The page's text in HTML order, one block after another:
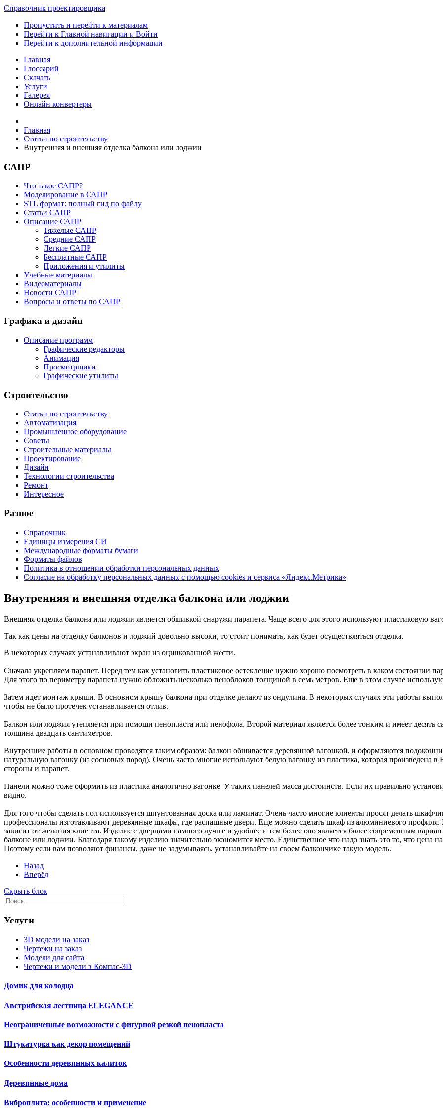
Справочник проектировщика
Пропустить и перейти к материалам
Перейти к Главной навигации и Войти
Перейти к дополнительной информации
Главная
Глоссарий
Скачать
Услуги
Галерея
Онлайн конвертеры
Главная
Статьи по строительству
Внутренняя и внешняя отделка балкона или лоджии
САПР
Что такое САПР?
Моделирование в САПР
STL формат: полный гид по файлу
Статьи САПР
Описание САПР
Тяжелые САПР
Средние САПР
Легкие САПР
Бесплатные САПР
Приложения и утилиты
Учебные материалы
Видеоматериалы
Новости САПР
Вопросы и ответы по САПР
Графика и дизайн
Описание программ
Графические редакторы
Анимация
Просмотрщики
Графические утилиты
Строительство
Статьи по строительству
Автоматизация
Промышленное оборудование
Советы
Строительные материалы
Проектирование
Дизайн
Технологии строительства
Ремонт
Интересное
Разное
Справочник
Единицы измерения СИ
Международные форматы бумаги
Форматы файлов
Политика в отношении обработки персональных данных
Согласие на обработку персональных данных с помощью cookies и сервиса «Яндекс.Метрика»
Внутренняя и внешняя отделка балкона или лоджии
Внешняя отделка балкона или лоджии является обшивкой снаружи парапета. Чаще всего для этого используют пластиковую
Так как цены на отделку балконов и лоджий довольно высоки, то стоит понимать, как будет осуществляться отделка.
В некоторых случаях устанавливают экран из оцинкованной жести.
Сначала укрепляем парапет. Перед тем как установить пластиковое остекление нужно хорошо посмотреть в каком состоянии
Для этого по периметру парапета нужно обложить несколько пеноблоков толщиной в семь метров. Еще в этом случае
Затем идет монтаж крыши. В основном крышу балкона при отделке делают из ондулина. В некоторых случаях эти работы
чтобы не было протечек устанавливается отлив.
Балкон или лоджия утепляется при помощи пенопласта или пенофола. Второй материал является более тонким и имеет десять
толщина двадцать сантиметров.
Внутренние работы в основном проводятся таким образом: балкон обшивается деревянной вагонкой, и оформляются
натуральную вагонку (из сосновых пород). Очень часто многие используют белую вагонку из пластика, которая произведена
стороны и парапет.
Панели можно тоже оформить из пластика аналогично вагонке. У таких панелей масса достоинств. Если их правильно
видно.
Для того чтобы сделать пол используется шпунтованная доска или ламинат. Очень часто многие клиенты просят делать
профессионалы изготавливают деревянные шкафы, где распашные двери. Еще можно сделать шкаф из алюминиевого профиля.
зависит от желания клиента. Изделие с дверцами намного лучше и удобнее и тем более оно является более современным
балконе или лоджии. Благодаря такому изделию значительно экономится место. Единственное что надо знать это то, что цена
Поэтому если вам позволяют финансы, даже не задумываясь, устанавливайте на своем балкончике такую модель.
Назад
Вперёд
Скрыть блок
Услуги
3D модели на заказ
Чертежи на заказ
Модели для сайта
Чертежи и модели в Компас-3D
Домик для колодца
Австрийская лестница ELEGANCE
Неограниченные возможности с фигурной резкой пенопласта
Штукатурка как декор помещений
Особенности деревянных калиток
Деревянные дома
Виброплита: особенности и применение